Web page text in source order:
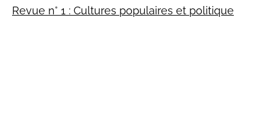
Revue n° 1 : Cultures populaires et politique